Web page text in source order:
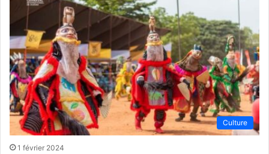
Culture
1 février 2024